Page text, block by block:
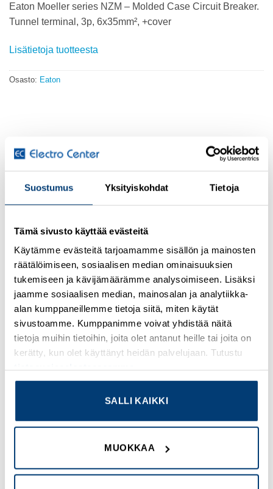
Suostumus Yksityiskohdat Tietoja
Tämä sivusto käyttää evästeitä
Käytämme evästeitä tarjoamamme sisällön ja mainosten
räätälöimiseen, sosiaalisen median ominaisuuksien
tukemiseen ja kävijämäärämme analysoimiseen. Lisäksi
jaamme sosiaalisen median, mainosalan ja analytiikka-
alan kumppaneillemme tietoja siitä, miten käytät
sivustoamme. Kumppanimme voivat yhdistää näitä
tietoja muihin tietoihin, joita olet antanut heille tai joita on
kerätty, kun olet käyttänyt heidän palvelujaan. Tutustu
SALLI KAIKKI
MUOKKAA
Eaton Moeller series NZM – Molded Case Circuit Breaker.
Tunnel terminal, 3p, 6x35mm², +cover
Lisätietoja tuotteesta
Osasto: Eaton
KUVAUS
GENERAL SPECIFICATIONS
PRODUCT NAME
CATALOG NUMBER
144113
EAN
4015081406296
PRODUCT LENGTH/DEPTH
81 mm
PRODUCT HEIGHT
PRODUCT WIDTH
PRODUCT WEIGHT